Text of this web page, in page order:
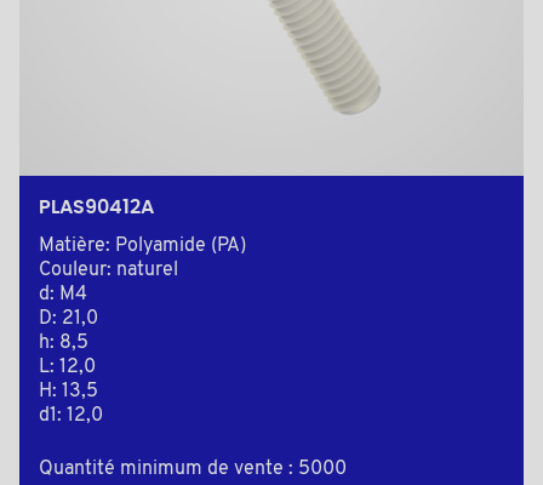
PLAS90412A
Matière: Polyamide (PA)
Couleur: naturel
d: M4
D: 21,0
h: 8,5
L: 12,0
H: 13,5
d1: 12,0
Quantité minimum de vente : 5000